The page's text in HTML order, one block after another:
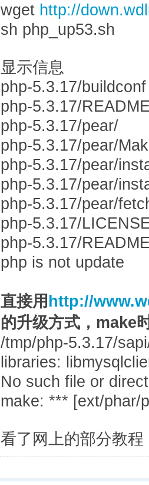
wget http://
sh php_up53.sh
显示信息
php-5.3.17/buildconf
php-5.3.17/
php-5.3.17/pear/
php-5.3.17/pear/
php-5.3.17/pear/
php-5.3.17/pear/
php-5.3.17/pear/
php-5.3.17/
php-5.3.17/
php is not update
直接用 http://
的升级方式，make
/tmp/php-5.3.17/
libraries:
No such file or
make: *** [ext/phar/
看了网上的部分教